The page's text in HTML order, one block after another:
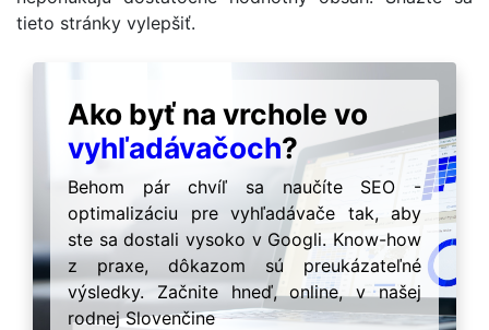
tieto stránky vylepšiť.
Ako byť na vrchole vo
vyhľadávačoch?
Behom pár chvíľ sa naučíte SEO -
optimalizáciu pre vyhľadávače tak, aby
ste sa dostali vysoko v Googli. Know-how
z praxe, dôkazom sú preukázateľné
výsledky. Začnite hneď, online, v našej
rodnej Slovenčine